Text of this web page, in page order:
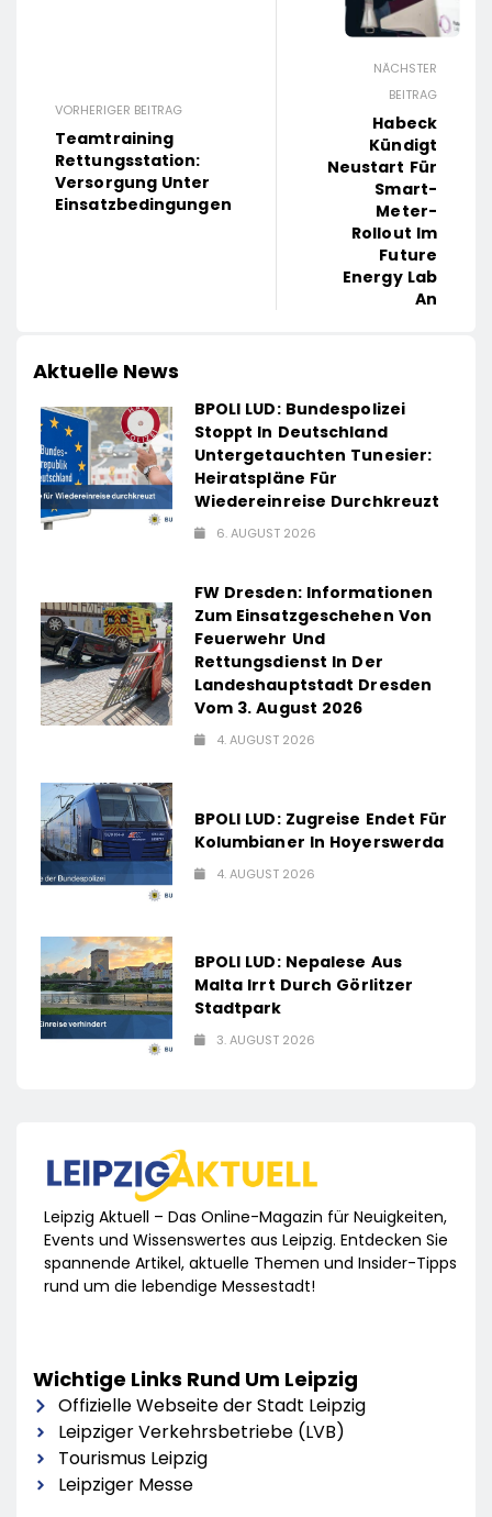
VORHERIGER BEITRAG
Teamtraining
Rettungsstation:
Versorgung Unter
Einsatzbedingungen
NÄCHSTER
BEITRAG
Habeck
Kündigt
Neustart Für
Smart-
Meter-
Rollout Im
Future
Energy Lab
An
Aktuelle News
BPOLI LUD: Bundespolizei
Stoppt In Deutschland
Untergetauchten Tunesier:
Heiratspläne Für
Wiedereinreise Durchkreuzt
6. AUGUST 2026
FW Dresden: Informationen
Zum Einsatzgeschehen Von
Feuerwehr Und
Rettungsdienst In Der
Landeshauptstadt Dresden
Vom 3. August 2026
4. AUGUST 2026
BPOLI LUD: Zugreise Endet Für
Kolumbianer In Hoyerswerda
4. AUGUST 2026
BPOLI LUD: Nepalese Aus
Malta Irrt Durch Görlitzer
Stadtpark
3. AUGUST 2026
Leipzig Aktuell – Das Online-Magazin für Neuigkeiten,
Events und Wissenswertes aus Leipzig. Entdecken Sie
spannende Artikel, aktuelle Themen und Insider-Tipps
rund um die lebendige Messestadt!
Wichtige Links Rund Um Leipzig
Offizielle Webseite der Stadt Leipzig
Leipziger Verkehrsbetriebe (LVB)
Tourismus Leipzig
Leipziger Messe